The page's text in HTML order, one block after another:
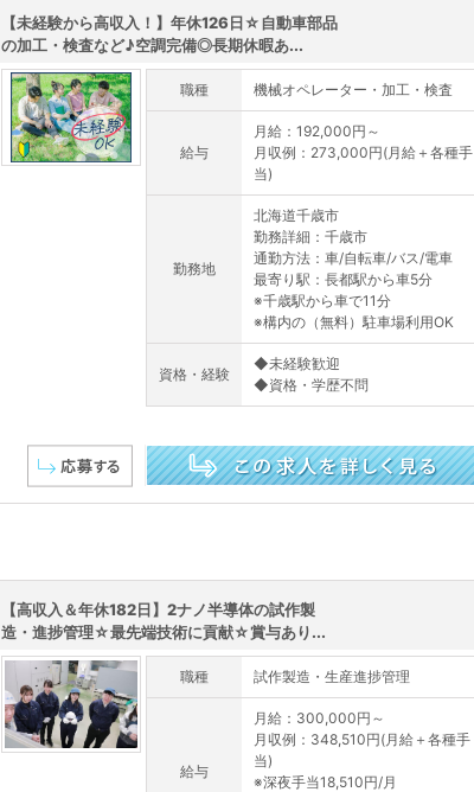
【未経験から高収入！】年休126日☆自動車部品
の加工・検査など♪空調完備◎長期休暇あ...
職種 機械オペレーター・加工・検査
給与
月給：192,000円～
月収例：273,000円(月給＋各種手
当)
勤務地
北海道千歳市
勤務詳細：千歳市
通勤方法：車/自転車/バス/電車
最寄り駅：長都駅から車5分
※千歳駅から車で11分
※構内の（無料）駐車場利用OK
資格・経験
◆未経験歓迎
◆資格・学歴不問
【高収入＆年休182日】2ナノ半導体の試作製
造・進捗管理☆最先端技術に貢献☆賞与あり...
職種 試作製造・生産進捗管理
給与
月給：300,000円～
月収例：348,510円(月給＋各種手
当)
※深夜手当18,510円/月